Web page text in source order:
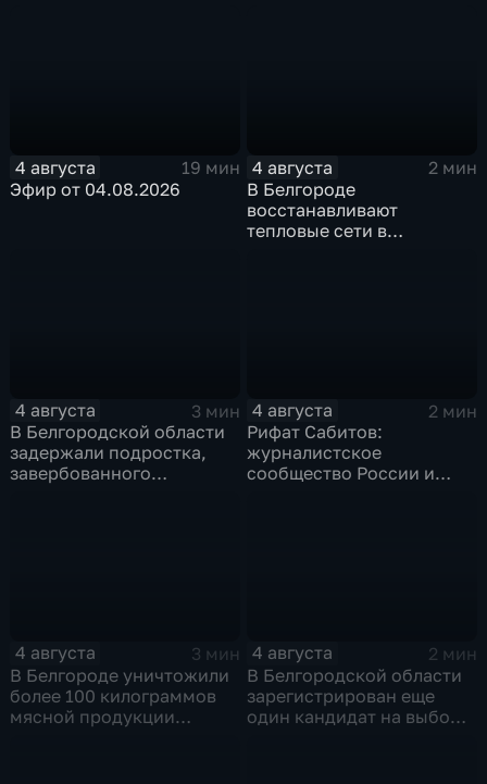
4 августа
19 мин
Эфир от 04.08.2026
4 августа
2 мин
В Белгороде
восстанавливают
тепловые сети в
4 августа
3 мин
В Белгородской области
задержали подростка,
завербованного
4 августа
2 мин
Рифат Сабитов:
журналистское
сообщество России и
4 августа
3 мин
В Белгороде уничтожили
более 100 килограммов
мясной продукции
4 августа
2 мин
В Белгородской области
зарегистрирован еще
один кандидат на выборы